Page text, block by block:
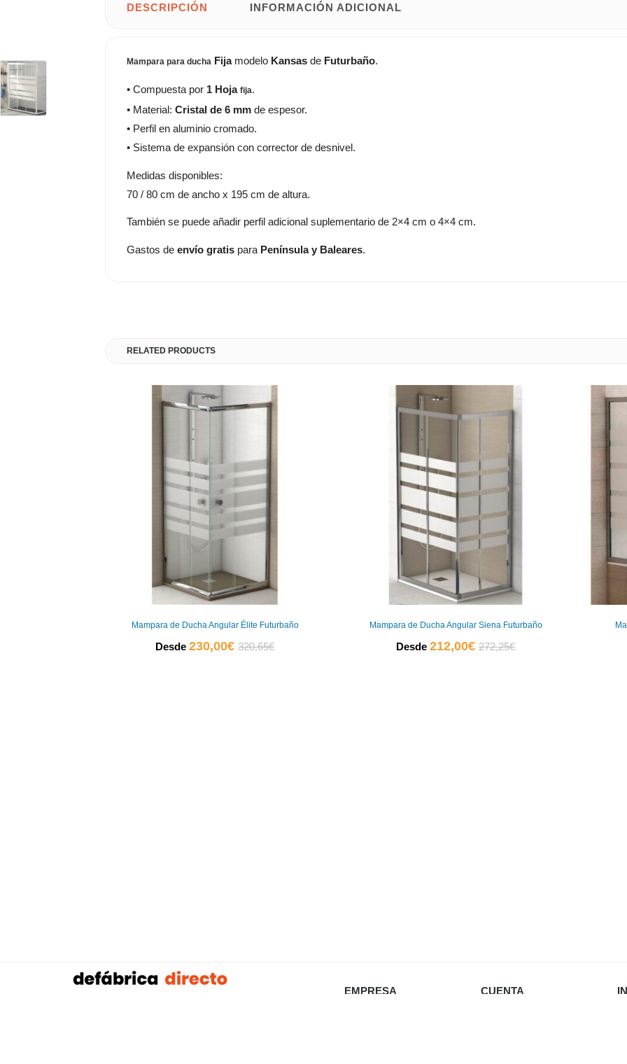
DESCRIPCIÓN INFORMACIÓN ADICIONAL
Mampara para ducha Fijamodelo Kansas de Futurbaño.
• Compuesta por 1 Hoja fija.
• Material: Cristal de 6 mm de espesor.
• Perfil en aluminio cromado.
• Sistema de expansión con corrector de desnivel.
Medidas disponibles:
70 / 80 cm de ancho x 195 cm de altura.
También se puede añadir perfil adicional suplementario de 2×4 cm o 4×4 cm.
Gastos de envío gratis para Península y Baleares.
RELATED PRODUCTS
Mampara de Ducha Angular Élite Futurbaño
Desde 230,00€El320,65€El
Mampara de Ducha Angular Siena Futurbaño
Desde 212,00€El272,25€El
EMPRESA CUENTA